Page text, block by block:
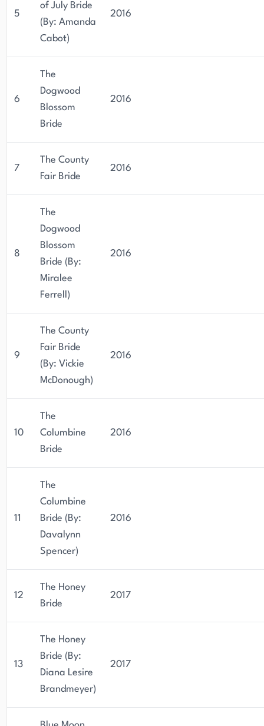
5
of July Bride
(By: Amanda
Cabot)
2016
6
The
Dogwood
Blossom
Bride
2016
7
The County
Fair Bride
2016
8
The
Dogwood
Blossom
Bride (By:
Miralee
Ferrell)
2016
9
The County
Fair Bride
(By: Vickie
McDonough)
2016
10
The
Columbine
Bride
2016
11
The
Columbine
Bride (By:
Davalynn
Spencer)
2016
12
The Honey
Bride
2017
13
The Honey
Bride (By:
Diana Lesire
Brandmeyer)
2017